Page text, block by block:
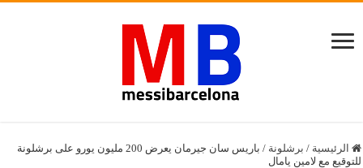
الرئيسية / برشلونة /
باريس سان جيرمان يعرض 200 مليون يورو على برشلونة
للتوقيع مع لامين يامال